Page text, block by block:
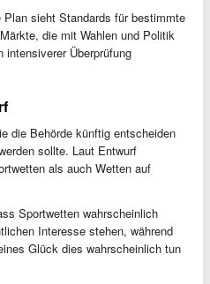
sieht Standards für bestimmte
die mit Wahlen und Politik
intensiverer Überprüfung
die Behörde künftig entscheiden
sollte. Laut Entwurf
als auch Wetten auf
Sportwetten wahrscheinlich
Interesse stehen, während
Glück dies wahrscheinlich tun